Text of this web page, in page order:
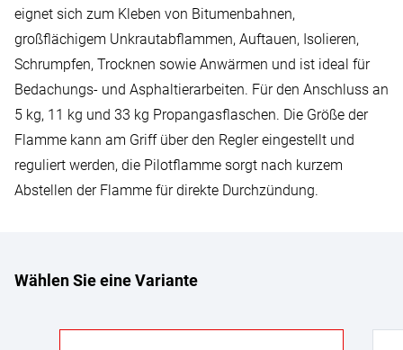
eignet sich zum Kleben von Bitumenbahnen,
großflächigem Unkrautabflammen, Auftauen, Isolieren,
Schrumpfen, Trocknen sowie Anwärmen und ist ideal für
Bedachungs- und Asphaltierarbeiten. Für den Anschluss an
5 kg, 11 kg und 33 kg Propangasflaschen. Die Größe der
Flamme kann am Griff über den Regler eingestellt und
reguliert werden, die Pilotflamme sorgt nach kurzem
Abstellen der Flamme für direkte Durchzündung.
Wählen Sie eine Variante